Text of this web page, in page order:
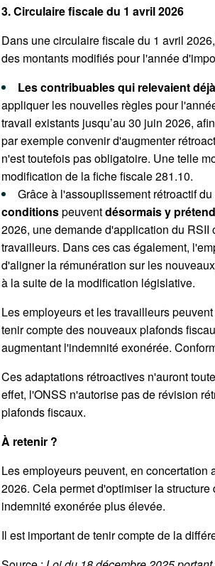
3. Circulaire fiscale du 1 avril 2026
Dans une circulaire fiscale du 1 avril
des montants modifiés pour l'année
Les contribuables qui relevaient
appliquer les nouvelles règles pour
travail existants jusqu’au 30 juin 2026,
par exemple convenir d'augmenter
n'est toutefois pas obligatoire. Une telle
modification de la fiche fiscale 281.10.
Grâce à l'assouplissement rétroactif
conditionspeuventdésormais y
2026, une demande d'application du
travailleurs. Dans ces cas également,
d'aligner la rémunération sur les
à la suite de la modification législative.
Les employeurs et les travailleurs
tenir compte des nouveaux plafonds
augmentant l'indemnité exonérée.
Ces adaptations rétroactives n'auront
effet, l'ONSS n'autorise pas de révision
plafonds fiscaux.
À retenir ?
Les employeurs peuvent, en
2026. Cela permet d'optimiser la
indemnité exonérée plus élevée.
Il est important de tenir compte de la